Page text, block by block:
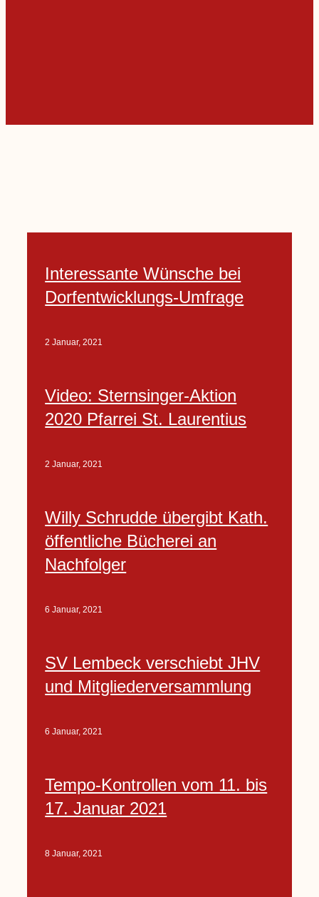
Interessante Wünsche bei
Dorfentwicklungs-Umfrage
2 Januar, 2021
Video: Sternsinger-Aktion
2020 Pfarrei St. Laurentius
2 Januar, 2021
Willy Schrudde übergibt Kath.
öffentliche Bücherei an
Nachfolger
6 Januar, 2021
SV Lembeck verschiebt JHV
und Mitgliederversammlung
6 Januar, 2021
Tempo-Kontrollen vom 11. bis
17. Januar 2021
8 Januar, 2021